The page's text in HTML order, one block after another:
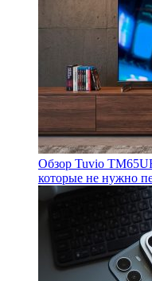
Обзор Tuvio
которые не нужно